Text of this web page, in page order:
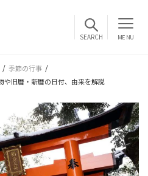
MENU
季節の行事
や旧暦・新暦の日付、由来を解説